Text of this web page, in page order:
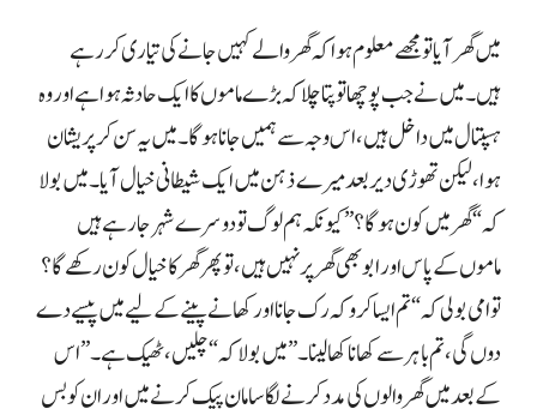
میں گھر آیا تو مجھے معلوم ہوا کہ گھر والے کہیں جانے کی تیاری کر رہے
ہیں۔ میں نے جب پوچھا تو پتا چلا کہ بڑے ماموں کا ایک حادثہ ہوا ہے اور وہ
ہسپتال میں داخل ہیں، اس وجہ سے ہمیں جانا ہوگا۔ میں یہ سن کر پریشان
ہوا، لیکن تھوڑی دیر بعد میرے ذہن میں ایک شیطانی خیال آیا۔ میں بولا
کہ “گھر میں کون ہوگا؟” کیونکہ ہم لوگ تو دوسرے شہر جا رہے ہیں
ماموں کے پاس اور ابو بھی گھر پر نہیں ہیں، تو پھر گھر کا خیال کون رکھے گا؟
تو امی بولی کہ “تم ایسا کرو کہ رک جانا اور کھانے پینے کے لیے میں پیسے دے
دوں گی، تم باہر سے کھانا کھا لینا۔” میں بولا کہ “چلیں، ٹھیک ہے۔” اس
کے بعد میں گھر والوں کی مدد کرنے لگا سامان پیک کرنے میں اور ان کو بس